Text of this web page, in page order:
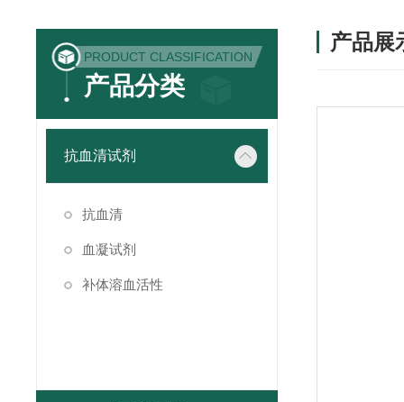
PRODUCT CLASSIFICATION
产品分类
抗血清试剂
抗血清
血凝试剂
补体溶血活性
产品展